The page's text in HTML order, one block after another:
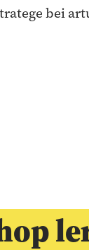
bei